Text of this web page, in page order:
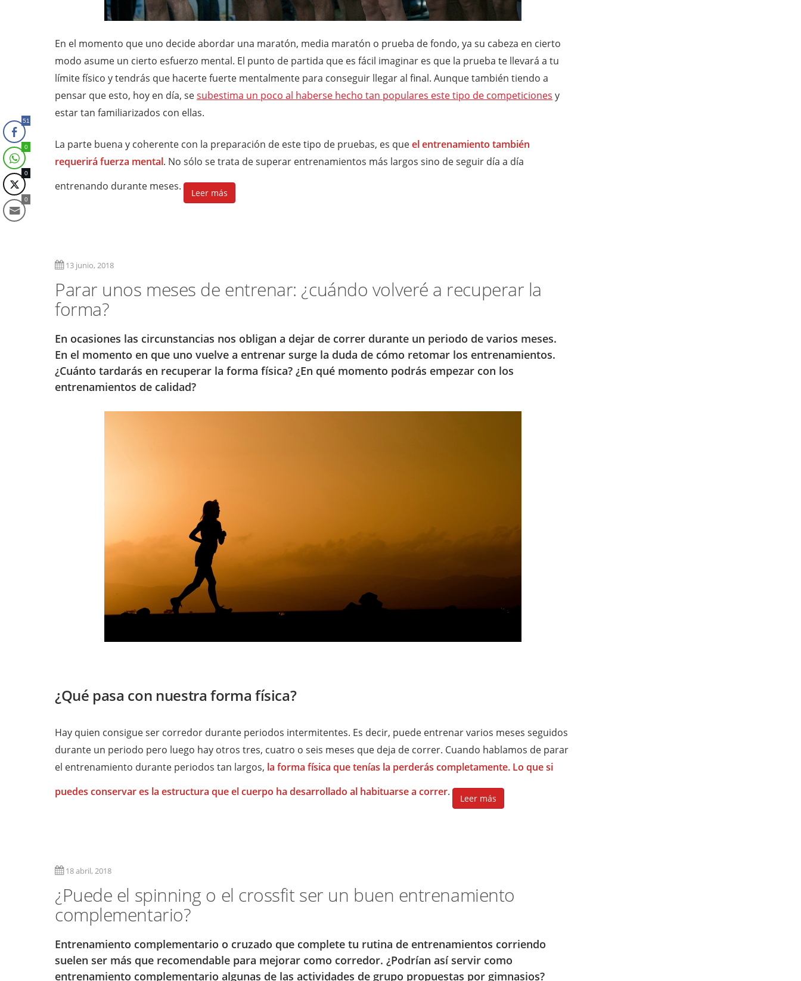
En el momento que uno decide abordar una maratón, media maratón o prueba de fondo, ya su cabeza en cierto
modo asume un cierto esfuerzo mental. El punto de partida que es fácil imaginar es que la prueba te llevará a tu
límite físico y tendrás que hacerte fuerte mentalmente para conseguir llegar al final. Aunque también tiendo a
pensar que esto, hoy en día, sesubestima un poco al haberse hecho tan populares este tipo de competiciones y
estar tan familiarizados con ellas.
La parte buena y coherente con la preparación de este tipo de pruebas, es queel entrenamiento también
requerirá fuerza mental. No sólo se trata de superar entrenamientos más largos sino de seguir día a día
entrenando durante meses.
Leer más
13 junio, 2018
Parar unos meses de entrenar: ¿cuándo volveré a recuperar la
forma?
En ocasiones las circunstancias nos obligan a dejar de correr durante un periodo de varios meses.
En el momento en que uno vuelve a entrenar surge la duda de cómo retomar los entrenamientos.
¿Cuánto tardarás en recuperar la forma física? ¿En qué momento podrás empezar con los
entrenamientos de calidad?
¿Qué pasa con nuestra forma física?
Hay quien consigue ser corredor durante periodos intermitentes. Es decir, puede entrenar varios meses seguidos
durante un periodo pero luego hay otros tres, cuatro o seis meses que deja de correr. Cuando hablamos de parar
el entrenamiento durante periodos tan largos, la forma física que tenías la perderás completamente. Lo que si
puedes conservar es la estructura que el cuerpo ha desarrollado al habituarse a correr.
Leer más
18 abril, 2018
¿Puede el spinning o el crossfit ser un buen entrenamiento
complementario?
Entrenamiento complementario o cruzado que complete tu rutina de entrenamientos corriendo
suelen ser más que recomendable para mejorar como corredor. ¿Podrían así servir como
entrenamiento complementario algunas de las actividades de grupo propuestas por gimnasios?
51
0
0
0